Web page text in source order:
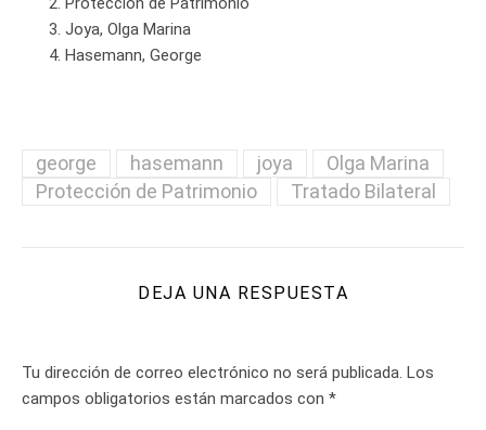
Joya, Olga Marina
Hasemann, George
george hasemann joya
Olga Marina
Protección de Patrimonio
Tratado Bilateral
DEJA UNA RESPUESTA
Tu dirección de correo electrónico no será publicada. Los
campos obligatorios están marcados con *